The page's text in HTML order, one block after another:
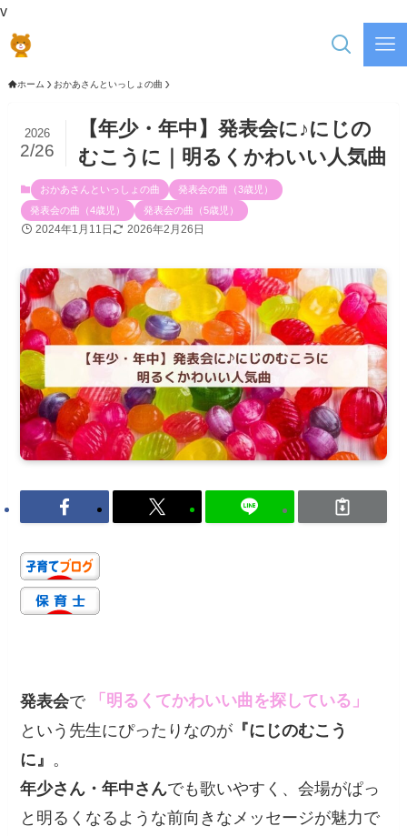
v
ホーム おかあさんといっしょの曲
【年少・年中】発表会に♪にじの
むこうに｜明るくかわいい人気曲
2026
2/26
おかあさんといっしょの曲
発表会の曲（3歳児）
発表会の曲（4歳児）
発表会の曲（5歳児）
2024年1月11日 2026年2月26日
発表会で
「明るくてかわいい曲を探している」
という先生にぴったりなのが 『にじのむこう
に』 。
年少さん・年中さんでも歌いやすく、会場がぱっ
と明るくなるような前向きなメッセージが魅力で